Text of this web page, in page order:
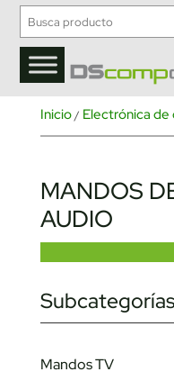
Inicio/ Electrónica de
MANDOS
AUDIO
Subcategorías
Mandos TV